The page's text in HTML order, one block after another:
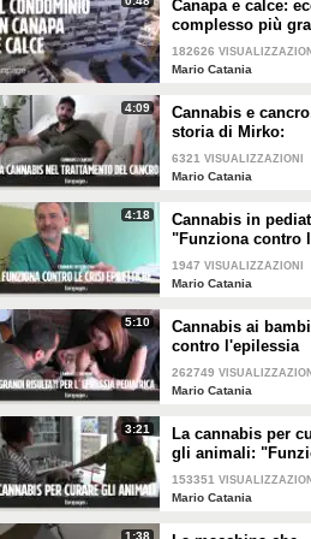
Canapa e calce:
complesso più
d'Eurpa
182626 VISUALIZZAZIONI
Mario Catania
4:09
Cannabis e
storia di Mirko:
"Assumerla mi ha
aiutato tanto con
6321 VISUALIZZAZIONI
Mario Catania
4:18
Cannabis in
"Funziona contro
crisi epilettiche"
1947 VISUALIZZAZIONI
Mario Catania
5:10
Cannabis ai
contro l'epilessia
pediatrica: "Crisi
sparite, ci ha
262749 VISUALIZZAZIONI
Mario Catania
3:21
La cannabis per
gli animali:
e non dà effetti
collaterali"
153351 VISUALIZZAZIONI
Mario Catania
1:38
avere subìto molestie sessuali nel
centro di Campobasso, a pochi
passi dal Tribunale. In corso le
indagini dei Carabinieri per
accertare l'identità degli
aggressori